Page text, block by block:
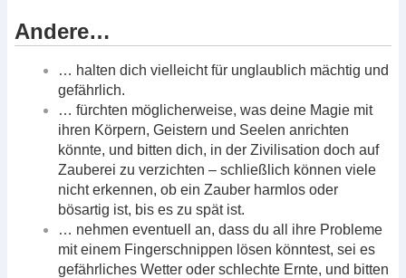
Andere…
… halten dich vielleicht für unglaublich mächtig und
gefährlich.
… fürchten möglicherweise, was deine Magie mit
ihren Körpern, Geistern und Seelen anrichten
könnte, und bitten dich, in der Zivilisation doch auf
Zauberei zu verzichten – schließlich können viele
nicht erkennen, ob ein Zauber harmlos oder
bösartig ist, bis es zu spät ist.
… nehmen eventuell an, dass du all ihre Probleme
mit einem Fingerschnippen lösen könntest, sei es
gefährliches Wetter oder schlechte Ernte, und bitten